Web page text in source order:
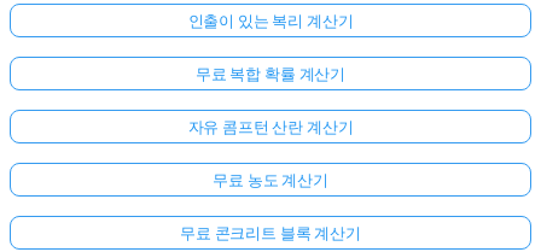
인출이 있는 복리 계산기
무료 복합 확률 계산기
자유 콤프턴 산란 계산기
무료 농도 계산기
무료 콘크리트 블록 계산기